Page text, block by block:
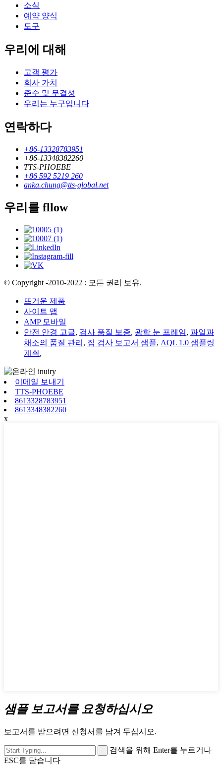
소식
예약 양식
도구
우리에 대해
고객 평가
회사 가치
준수 및 무결성
우리는 누구입니다
연락하다
+86-13328783951
+86-13348382260
TTS-PHOEBE
+86 592 5219 260
anka.chung@tts-global.net
우리를 fllow
© Copyright -2010-2022 : 모든 권리 보유.
뜨거운 제품
사이트 맵
AMP 모바일
안전 안경 고글, 검사 품질 보증, 광학 눈 프레임, 과일과
채소의 품질 관리 , 집 검사 보고서 샘플, AQL 1.0 샘플링
계획,
이메일 보내기
TTS-PHOEBE
8613328783951
8613348382260
x
샘플 보고서를 요청하십시오
보고서를 받으려면 신청서를 남겨 두십시오.
검색을 위해 Enter를 누르거나
ESC를 닫습니다